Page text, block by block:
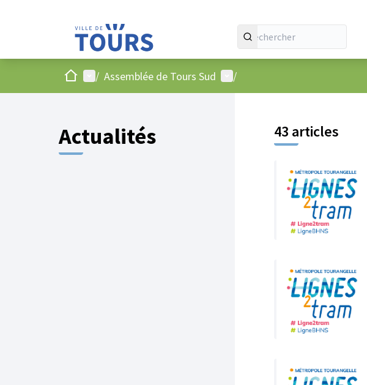
AccueilMenu principal
/ Assemblée de Tours Sud Menu utilisateur
/
Actualités 43 articles